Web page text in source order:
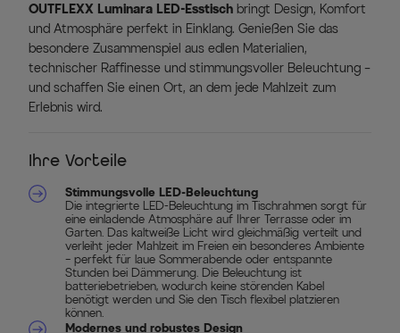
OUTFLEXX Luminara LED-Esstisch bringt Design, Komfort
und Atmosphäre perfekt in Einklang. Genießen Sie das
besondere Zusammenspiel aus edlen Materialien,
technischer Raffinesse und stimmungsvoller Beleuchtung –
und schaffen Sie einen Ort, an dem jede Mahlzeit zum
Erlebnis wird.
Ihre Vorteile
Stimmungsvolle LED-Beleuchtung
Die integrierte LED-Beleuchtung im Tischrahmen sorgt für
eine einladende Atmosphäre auf Ihrer Terrasse oder im
Garten. Das kaltweiße Licht wird gleichmäßig verteilt und
verleiht jeder Mahlzeit im Freien ein besonderes Ambiente
– perfekt für laue Sommerabende oder entspannte
Stunden bei Dämmerung. Die Beleuchtung ist
batteriebetrieben, wodurch keine störenden Kabel
benötigt werden und Sie den Tisch flexibel platzieren
können.
Modernes und robustes Design